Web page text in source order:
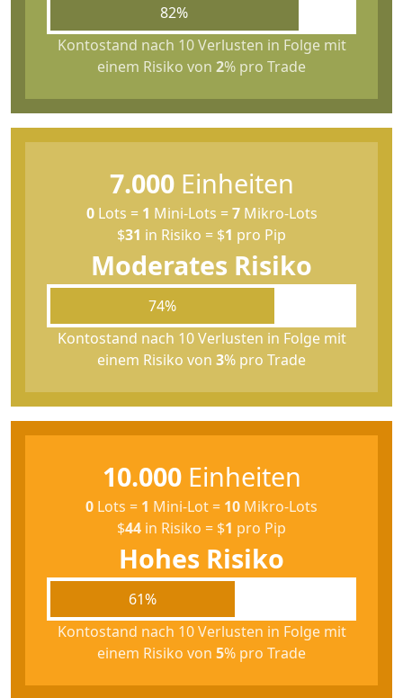
82%
Kontostand nach 10 Verlusten in Folge mit
einem Risiko von 2% pro Trade
7.000Einheiten
0Lots = 1 Mini-Lots =7Mikro-Lots
$31 in Risiko = $1 pro Pip
Moderates Risiko
74%
Kontostand nach 10 Verlusten in Folge mit
einem Risiko von 3% pro Trade
10.000Einheiten
0 Lots = 1 Mini-Lot = 10 Mikro-Lots
$44 in Risiko = $1 pro Pip
Hohes Risiko
61%
Kontostand nach 10 Verlusten in Folge mit
einem Risiko von 5% pro Trade